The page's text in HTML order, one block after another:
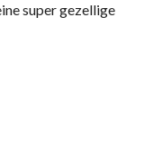
super gezellige